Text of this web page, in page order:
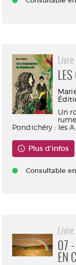
Un
Pondichéry : les A...
Plus d'infos
Consultable
07 -
EN